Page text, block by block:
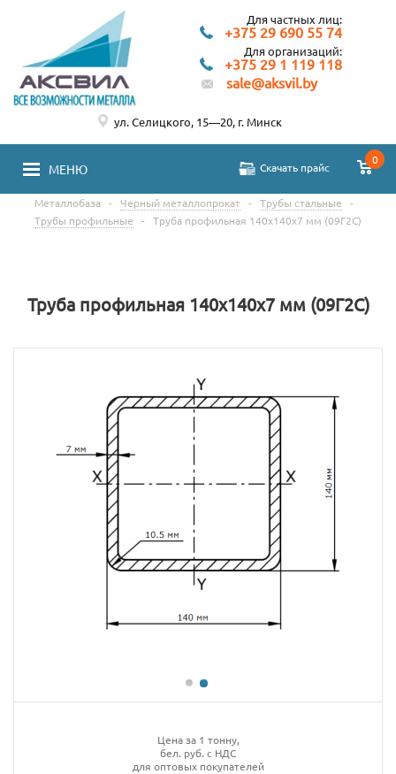
Для частных лиц:
+375 29 690 55 74
Для организаций:
+375 29 1 119 118
sale@aksvil.by
МЕНЮ Скачать прайс
0
ул. Селицкого, 15—20, г. Минск
Металлобаза - Черный металлопрокат - Трубы стальные
-
Трубы профильные
- Труба профильная 140х140х7 мм (09Г2С)
Труба профильная 140х140х7 мм (09Г2С)
Цена за 1 тонну,
бел. руб. с НДС
для оптовых покупателей